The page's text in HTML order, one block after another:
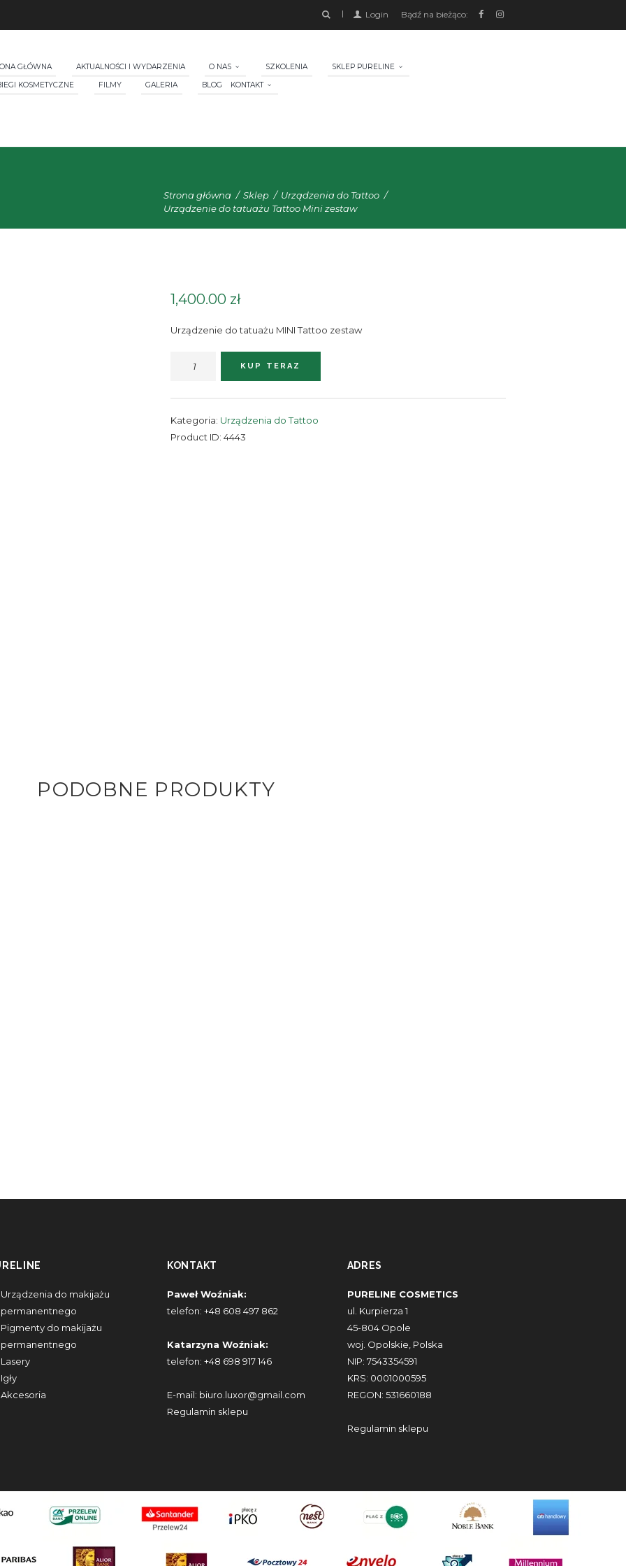
Bądź na bieżąco:
Login
GŁÓWNA AKTUALNOŚCI I WYDARZENIA O NAS SZKOLENIA
SKLEP PURELINE
KOSMETYCZNE
FILMY GALERIA BLOG KONTAKT
Strona główna Sklep
Urządzenia do Tattoo
Urządzenie do tatuażu Tattoo Mini zestaw
1,400.00 zł
Urządzenie do tatuażu MINI Tattoo zestaw
Tattoo
Mini
KUP TERAZ
Kategoria: Urządzenia do Tattoo
Product ID: 4443
PODOBNE PRODUKTY
Urządzenia do makijażu
permanentnego
Pigmenty do makijażu
permanentnego
Lasery
Igły
Akcesoria
KONTAKT
Paweł Woźniak:
telefon: +48 608 497 862
Katarzyna Woźniak:
telefon: +48 698 917 146
E-mail: biuro.luxor@gmail.com
Regulamin sklepu
ADRES
PURELINE COSMETICS
ul. Kurpierza 1
45-804 Opole
woj. Opolskie, Polska
NIP: 7543354591
KRS: 0001000595
REGON: 531660188
Regulamin sklepu